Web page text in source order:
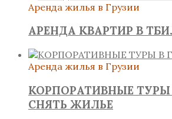
Аренда жилья в Грузии
АРЕНДА КВАРТИР В
Аренда жилья в Грузии
КОРПОРАТИВНЫЕ ТУРЫ
СНЯТЬ ЖИЛЬЕ